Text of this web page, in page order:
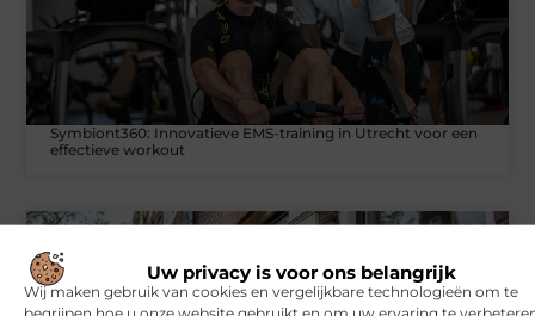
Uw privacy is voor ons belangrijk
Wij maken gebruik van cookies en vergelijkbare technologieën om te
Symbiont360: Innovatieve EMS-training in Utrecht voor een
effectieve workout